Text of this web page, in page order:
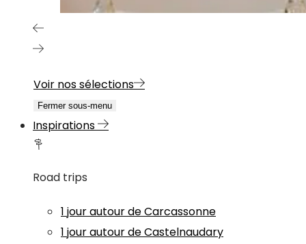
Voir nos sélections
Fermer sous-menu
Inspirations
Road trips
1 jour autour de Carcassonne
1 jour autour de Castelnaudary